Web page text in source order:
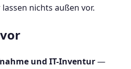
nichts außen vor.
und IT-Inventur—